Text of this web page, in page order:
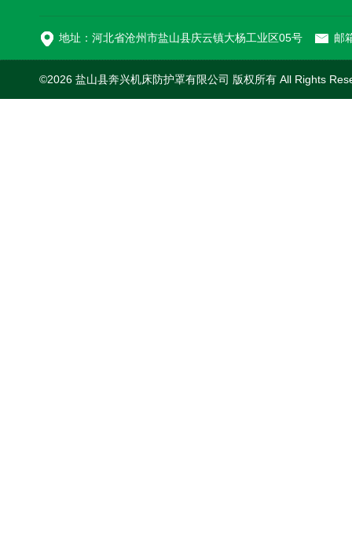
地址：河北省沧州市盐山县庆云镇大杨工业区05号 邮
©2026 盐山县奔兴机床防护罩有限公司 版权所有 All Rights